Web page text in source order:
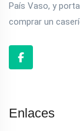
País Vaso, y
comprar un
Enlaces